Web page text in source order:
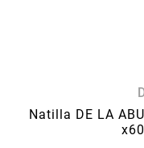
Natilla DE LA